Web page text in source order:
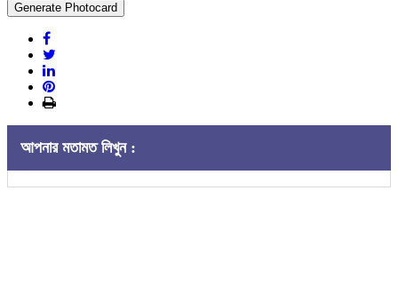
Generate Photocard
আপনার মতামত লিখুন :